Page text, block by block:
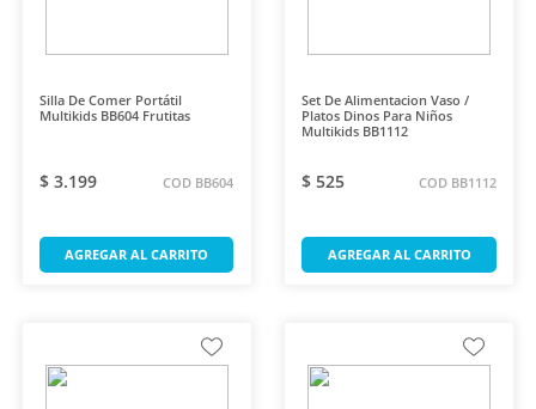
Silla De Comer Portátil
Multikids BB604 Frutitas
$ 3.199 COD BB604
AGREGAR AL CARRITO
Set De Alimentacion Vaso /
Platos Dinos Para Niños
Multikids BB1112
$ 525 COD BB1112
AGREGAR AL CARRITO